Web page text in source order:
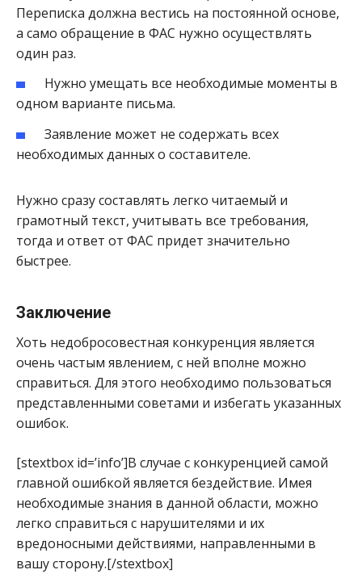
Переписка должна вестись на постоянной основе,
а само обращение в ФАС нужно осуществлять
один раз.
Нужно умещать все необходимые моменты в
одном варианте письма.
Заявление может не содержать всех
необходимых данных о составителе.
Нужно сразу составлять легко читаемый и
грамотный текст, учитывать все требования,
тогда и ответ от ФАС придет значительно
быстрее.
Заключение
Хоть недобросовестная конкуренция является
очень частым явлением, с ней вполне можно
справиться. Для этого необходимо пользоваться
представленными советами и избегать указанных
ошибок.
[stextbox id=’info’]В случае с конкуренцией самой
главной ошибкой является бездействие. Имея
необходимые знания в данной области, можно
легко справиться с нарушителями и их
вредоносными действиями, направленными в
вашу сторону.[/stextbox]